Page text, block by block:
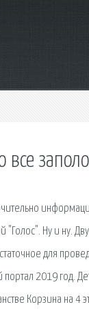
все
Ну и ну.
для
2019 год.
Корзина на 4